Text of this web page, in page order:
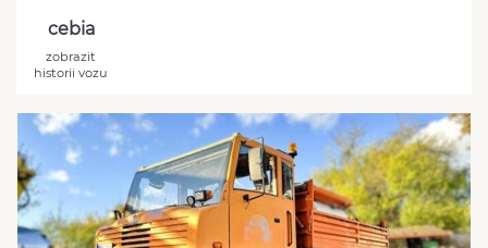
cebia
zobrazit
historii vozu